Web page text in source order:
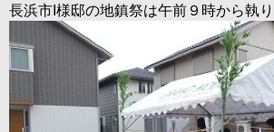
長浜市I様邸の地鎮祭は午前９時から執り